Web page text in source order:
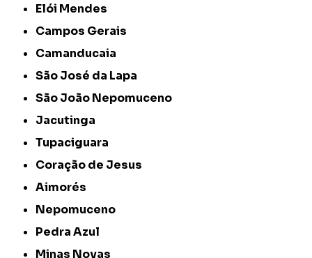
Elói Mendes
Campos Gerais
Camanducaia
São José da Lapa
São João Nepomuceno
Jacutinga
Tupaciguara
Coração de Jesus
Aimorés
Nepomuceno
Pedra Azul
Minas Novas